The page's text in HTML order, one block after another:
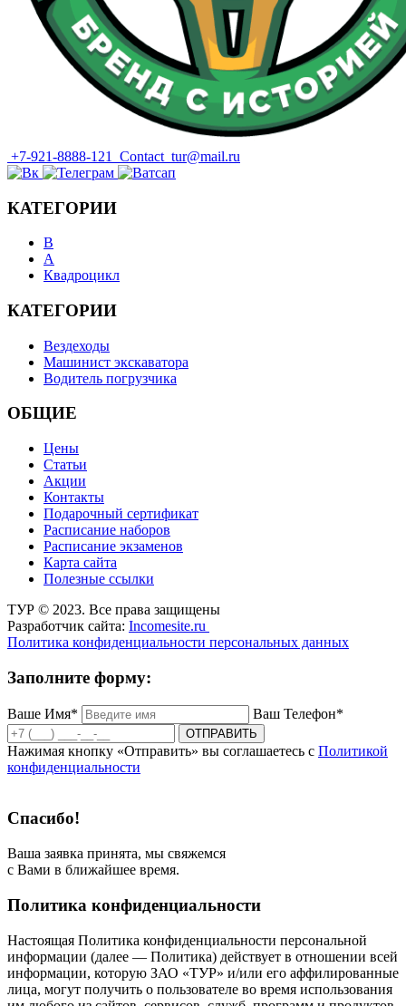
+7-921-8888-121 Contact_tur@mail.ru
КАТЕГОРИИ
B
А
Квадроцикл
КАТЕГОРИИ
Вездеходы
Машинист экскаватора
Водитель погрузчика
ОБЩИЕ
Цены
Статьи
Акции
Контакты
Подарочный сертификат
Расписание наборов
Расписание экзаменов
Карта сайта
Полезные ссылки
ТУР © 2023. Все права защищены
Разработчик сайта: Incomesite.ru
Политика конфиденциальности персональных данных
Заполните форму:
Ваше Имя* Ваш Телефон*
ОТПРАВИТЬ
Нажимая кнопку «Отправить» вы соглашаетесь с Политикой
конфиденциальности
Спасибо!
Ваша заявка принята, мы свяжемся
с Вами в ближайшее время.
Политика конфиденциальности
Настоящая Политика конфиденциальности персональной
информации (далее — Политика) действует в отношении всей
информации, которую ЗАО «ТУР» и/или его аффилированные
лица, могут получить о пользователе во время использования